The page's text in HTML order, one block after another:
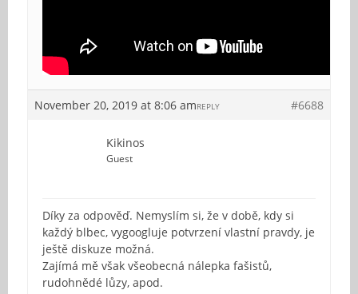
November 20, 2019 at 8:06 am #6688
REPLY
Kikinos
Guest
Díky za odpověď. Nemyslím si, že v době, kdy si
každý blbec, vygoogluje potvrzení vlastní pravdy, je
ještě diskuze možná.
Zajímá mě však všeobecná nálepka fašistů,
rudohnědé lůzy, apod.